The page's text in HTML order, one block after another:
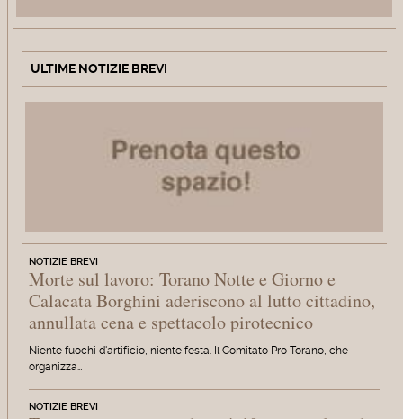
ULTIME NOTIZIE BREVI
NOTIZIE BREVI
Morte sul lavoro: Torano Notte e Giorno e
Calacata Borghini aderiscono al lutto cittadino,
annullata cena e spettacolo pirotecnico
Niente fuochi d'artificio, niente festa. Il Comitato Pro Torano, che
organizza…
NOTIZIE BREVI